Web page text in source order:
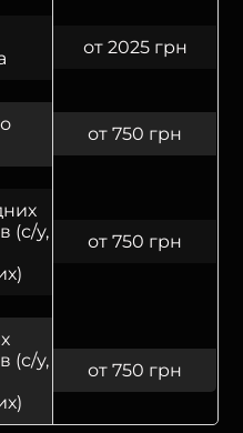
от 2025 грн
от 750 грн
(с/у,
от 750 грн
(с/у,
от 750 грн